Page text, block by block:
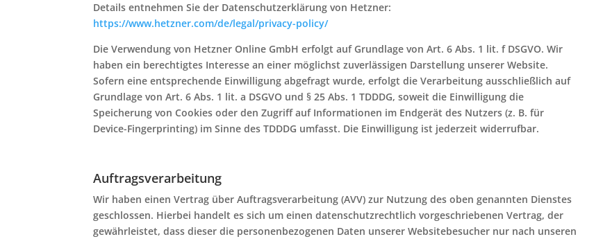
Details entnehmen Sie der Datenschutzerklärung von Hetzner:
https://www.hetzner.com/de/legal/privacy-policy/
Die Verwendung von Hetzner Online GmbH erfolgt auf Grundlage von Art. 6 Abs. 1 lit. f DSGVO. Wir
haben ein berechtigtes Interesse an einer möglichst zuverlässigen Darstellung unserer Website.
Sofern eine entsprechende Einwilligung abgefragt wurde, erfolgt die Verarbeitung ausschließlich auf
Grundlage von Art. 6 Abs. 1 lit. a DSGVO und § 25 Abs. 1 TDDDG, soweit die Einwilligung die
Speicherung von Cookies oder den Zugriff auf Informationen im Endgerät des Nutzers (z. B. für
Device-Fingerprinting) im Sinne des TDDDG umfasst. Die Einwilligung ist jederzeit widerrufbar.​
Auftragsverarbeitung
Wir haben einen Vertrag über Auftragsverarbeitung (AVV) zur Nutzung des oben genannten Dienstes
geschlossen. Hierbei handelt es sich um einen datenschutzrechtlich vorgeschriebenen Vertrag, der
gewährleistet, dass dieser die personenbezogenen Daten unserer Websitebesucher nur nach unseren